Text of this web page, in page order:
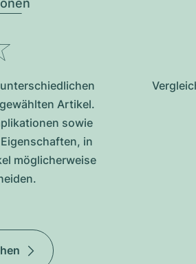
Artikel.
sowie
in
möglicherweise